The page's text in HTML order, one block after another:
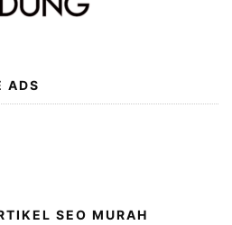
ADS
SEO MURAH